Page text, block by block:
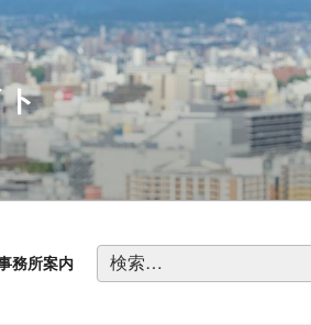
ト
務所案内
検
索: